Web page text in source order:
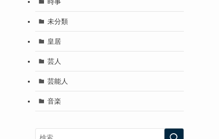
未分類
皇居
芸人
芸能人
音楽